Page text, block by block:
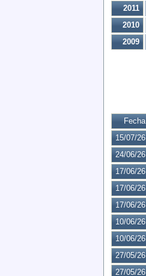
2011
2010
2009
Fecha
15/07/26
24/06/26
17/06/26
17/06/26
17/06/26
10/06/26
10/06/26
27/05/26
27/05/26